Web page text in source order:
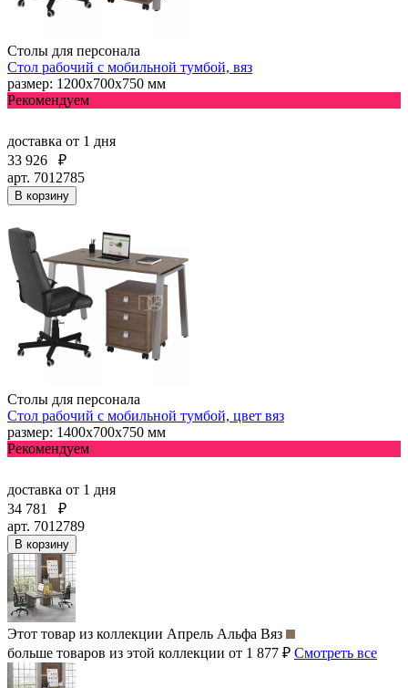
Столы для персонала
Стол рабочий с мобильной тумбой, вяз
размер: 1200х700х750 мм
Рекомендуем
доставка от 1 дня
33 926
₽
арт. 7012785
В корзину
Столы для персонала
Стол рабочий с мобильной тумбой, цвет вяз
размер: 1400х700х750 мм
Рекомендуем
доставка от 1 дня
34 781
₽
арт. 7012789
В корзину
Этот товар из коллекции Апрель Альфа Вяз
больше товаров из этой коллекции от 1 877 ₽ Смотреть все